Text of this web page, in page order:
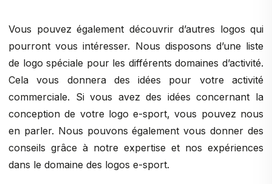
Vous pouvez également découvrir d’autres logos qui
pourront vous intéresser. Nous disposons d’une liste
de logo spéciale pour les différents domaines d’activité.
Cela vous donnera des idées pour votre activité
commerciale. Si vous avez des idées concernant la
conception de votre logo e-sport, vous pouvez nous
en parler. Nous pouvons également vous donner des
conseils grâce à notre expertise et nos expériences
dans le domaine des logos e-sport.